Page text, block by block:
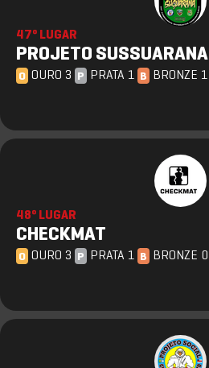
47º LUGAR
PROJETO SUSSUARANA
O OURO 3 P PRATA 1 B BRONZE 1
48º LUGAR
CHECKMAT
O OURO 3 P PRATA 1 B BRONZE 0